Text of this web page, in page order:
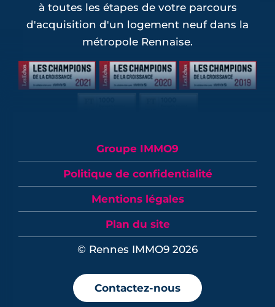
à toutes les étapes de votre parcours
d'acquisition d'un logement neuf dans la
métropole Rennaise.
Groupe IMMO9
Politique de confidentialité
Mentions légales
Plan du site
© Rennes IMMO9 2026
Contactez-nous